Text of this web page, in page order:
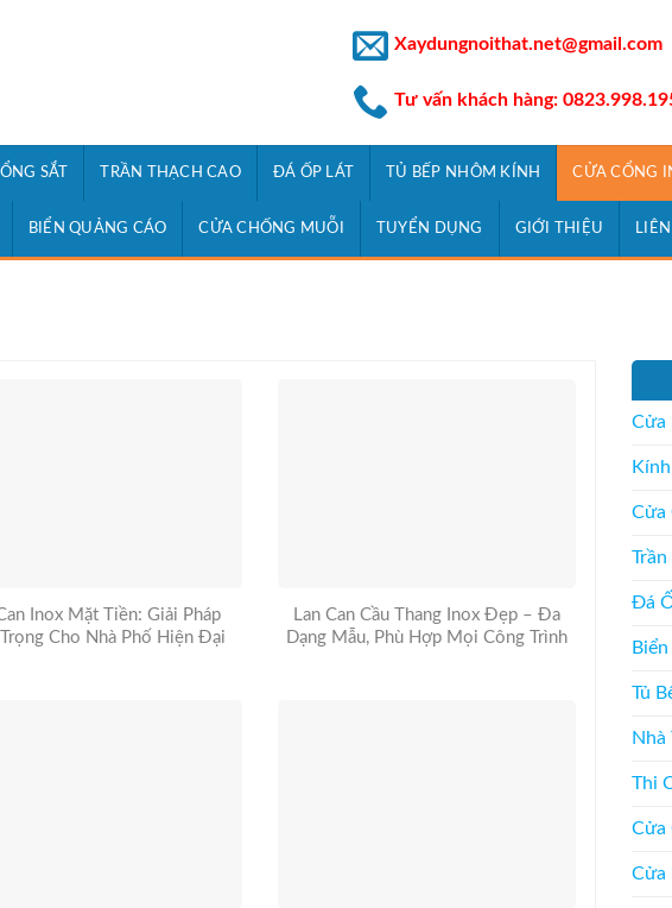
Xaydungnoithat.net@gmail.com
Tư vấn khách hàng:
SẮT TRẦN THẠCH CAO ĐÁ ỐP LÁT TỦ BẾP NHÔM KÍNH CỬA CỔNG
BIỂN QUẢNG CÁO CỬA CHỐNG MUỖI TUYỂN DỤNG GIỚI THIỆU
Inox Mặt Tiền: Giải Pháp
Trọng Cho Nhà Phố Hiện Đại
Lan Can Cầu Thang Inox Đẹp – Đa
Dạng Mẫu, Phù Hợp Mọi Công Trình
Cửa
Cửa
Trần
Đá
Tủ
Nhà
Thi
Cửa
Cửa